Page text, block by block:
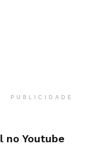
PUBLICIDADE
no Youtube